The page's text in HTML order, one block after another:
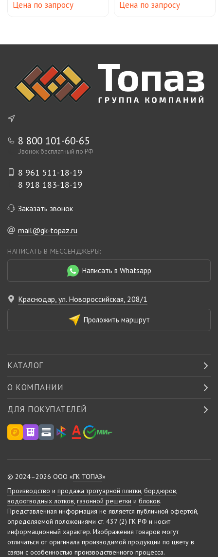
Цена по запросу Цена по запросу
8 800 101-60-65
Звонок бесплатный по РФ
8 961 511-18-19
8 918 183-18-19
Заказать звонок
mail@gk-topaz.ru
НАПИСАТЬ В МЕССЕНДЖЕРЫ:
Написать в Whatsapp
Краснодар, ул. Новороссийская, 208/1
Проложить маршрут
КАТАЛОГ
О КОМПАНИИ
ДЛЯ ПОКУПАТЕЛЕЙ
© 2024–2026 ООО «ГК ТОПАЗ»
Производство и продажа тротуарной плитки, бордюров,
водоотводных лотков, газонной решетки и блоков.
Представленная информация не является публичной офертой,
определяемой положениями ст. 437 (2) ГК РФ и носит
информационный характер. Изображения товаров могут
отличаться от оригинала производимой продукции по цвету в
связи с особенностью производственного процесса.